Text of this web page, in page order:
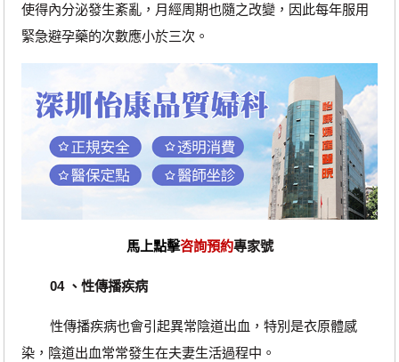
使得內分泌發生紊亂，月經周期也隨之改變，因此每年服用
緊急避孕藥的次數應小於三次。
馬上點擊咨詢預約專家號
04 、性傳播疾病
性傳播疾病也會引起異常陰道出血，特別是衣原體感
染，陰道出血常常發生在夫妻生活過程中。